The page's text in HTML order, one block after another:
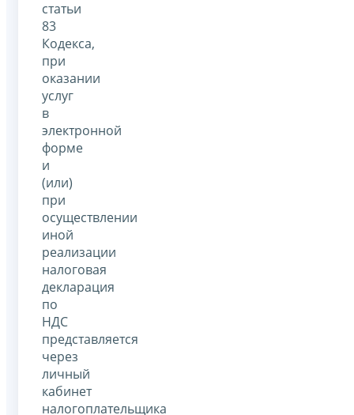
статьи
83
Кодекса,
при
оказании
услуг
в
электронной
форме
и
(или)
при
осуществлении
иной
реализации
налоговая
декларация
по
НДС
представляется
через
личный
кабинет
налогоплательщика